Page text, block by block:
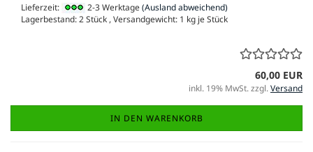
Lieferzeit: 2-3 Werktage(Ausland abweichend)
Lagerbestand: 2 Stück , Versandgewicht: 1 kg je Stück
60,00 EUR
inkl. 19% MwSt. zzgl.Versand
IN DEN WARENKORB